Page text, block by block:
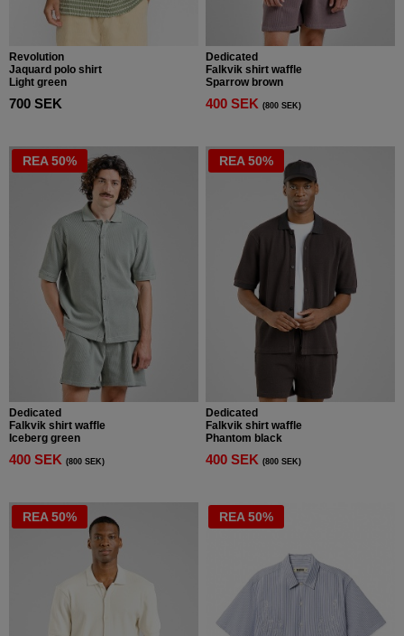
Revolution
Jaquard polo shirt
Light green
700 SEK
Dedicated
Falkvik shirt waffle
Sparrow brown
400 SEK (800 SEK)
REA 50%
Dedicated
Falkvik shirt waffle
Iceberg green
400 SEK (800 SEK)
REA 50%
Dedicated
Falkvik shirt waffle
Phantom black
400 SEK (800 SEK)
REA 50% REA 50%